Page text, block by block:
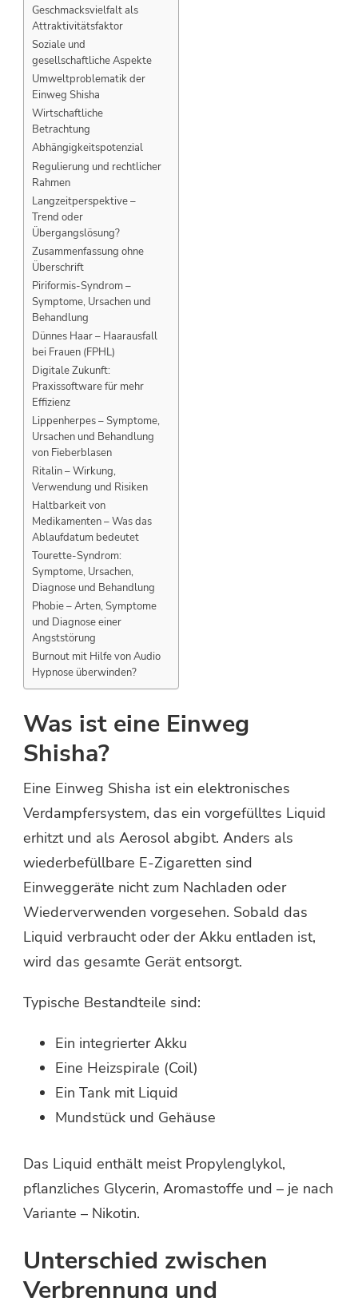
Geschmacksvielfalt als
Attraktivitätsfaktor
Soziale und
gesellschaftliche Aspekte
Umweltproblematik der
Einweg Shisha
Wirtschaftliche
Betrachtung
Abhängigkeitspotenzial
Regulierung und rechtlicher
Rahmen
Langzeitperspektive –
Trend oder
Übergangslösung?
Zusammenfassung ohne
Überschrift
Piriformis-Syndrom –
Symptome, Ursachen und
Behandlung
Dünnes Haar – Haarausfall
bei Frauen (FPHL)
Digitale Zukunft:
Praxissoftware für mehr
Effizienz
Lippenherpes – Symptome,
Ursachen und Behandlung
von Fieberblasen
Ritalin – Wirkung,
Verwendung und Risiken
Haltbarkeit von
Medikamenten – Was das
Ablaufdatum bedeutet
Tourette-Syndrom:
Symptome, Ursachen,
Diagnose und Behandlung
Phobie – Arten, Symptome
und Diagnose einer
Angststörung
Burnout mit Hilfe von Audio
Hypnose überwinden?
Was ist eine Einweg
Shisha?
Eine Einweg Shisha ist ein elektronisches
Verdampfersystem, das ein vorgefülltes Liquid
erhitzt und als Aerosol abgibt. Anders als
wiederbefüllbare E-Zigaretten sind
Einweggeräte nicht zum Nachladen oder
Wiederverwenden vorgesehen. Sobald das
Liquid verbraucht oder der Akku entladen ist,
wird das gesamte Gerät entsorgt.
Typische Bestandteile sind:
Ein integrierter Akku
Eine Heizspirale (Coil)
Ein Tank mit Liquid
Mundstück und Gehäuse
Das Liquid enthält meist Propylenglykol,
pflanzliches Glycerin, Aromastoffe und – je nach
Variante – Nikotin.
Unterschied zwischen
Verbrennung und